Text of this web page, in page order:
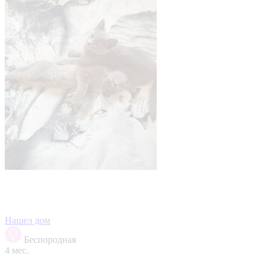
Нашел дом
Беспородная
4 мес.